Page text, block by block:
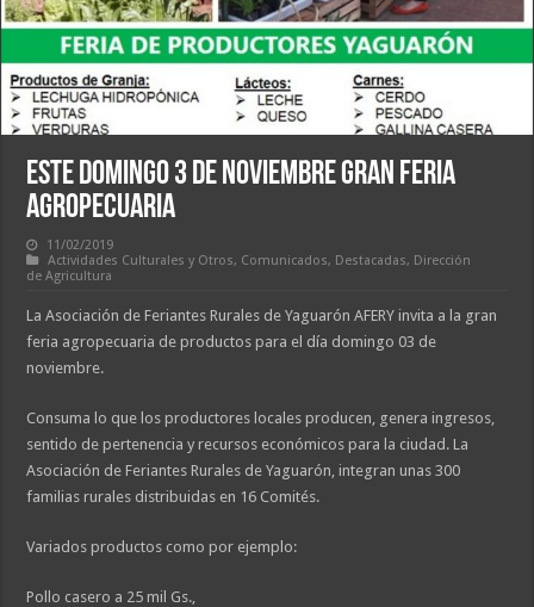
ESTE DOMINGO 3 DE NOVIEMBRE GRAN FERIA
AGROPECUARIA
11/02/2019
Actividades Culturales y Otros, Comunicados, Destacadas, Dirección
de Agricultura
La Asociación de Feriantes Rurales de Yaguarón AFERY invita a la gran
feria agropecuaria de productos para el día domingo 03 de
noviembre.
Consuma lo que los productores locales producen, genera ingresos,
sentido de pertenencia y recursos económicos para la ciudad. La
Asociación de Feriantes Rurales de Yaguarón, integran unas 300
familias rurales distribuidas en 16 Comités.
Variados productos como por ejemplo:
Pollo casero a 25 mil Gs.,